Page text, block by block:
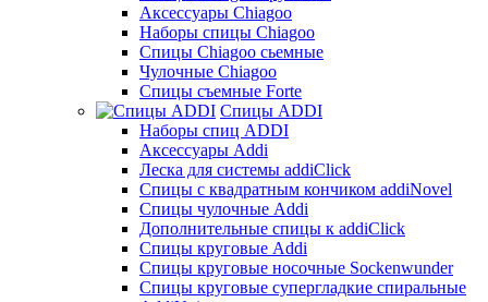
Аксессуары Chiagoo
Наборы спицы Chiagoo
Спицы Chiagoo сьемные
Чулочные Chiagoo
Спицы съемные Forte
Спицы ADDI
Наборы спиц ADDI
Аксессуары Addi
Леска для системы addiClick
Спицы с квадратным кончиком addiNovel
Спицы чулочные Addi
Дополнительные спицы к addiClick
Спицы круговые Addi
Спицы круговые носочные Sockenwunder
Спицы круговые супергладкие спиральные